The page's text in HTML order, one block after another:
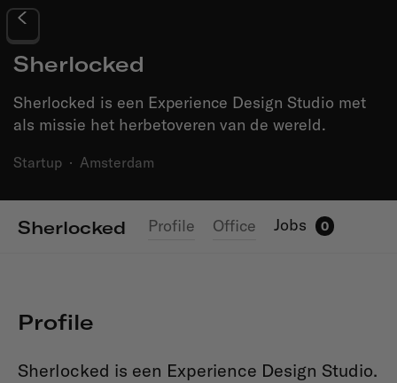
Sherlocked
Sherlocked is een Experience Design Studio met
als missie het herbetoveren van de wereld.
Startup · Amsterdam
Sherlocked Profile Office Jobs 0
Profile
Sherlocked is een Experience Design Studio.